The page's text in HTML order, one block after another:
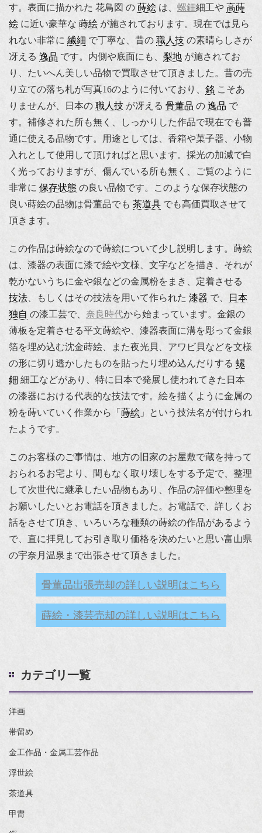
す。表面に描かれた 花鳥図 の 蒔絵 は、 螺鈿細工や 高蒔
絵 に近い豪華な 蒔絵 が施されております。現在では見ら
れない非常に 繊細 で丁寧な、昔の 職人技 の素晴らしさが
冴える 逸品 です。内側や底面にも、 梨地 が施されてお
り、たいへん美しい品物で買取させて頂きました。昔の売
り立ての落ち札が写真16のように付いており、 銘 こそあ
りませんが、日本の 職人技 が冴える 骨董品 の 逸品 で
す。補修された所も無く、しっかりした作品で現在でも普
通に使える品物です。用途としては、香箱や菓子器、小物
入れとして使用して頂ければと思います。採光の加減で白
く光っておりますが、傷んでいる所も無く、ご覧のように
非常に 保存状態 の良い品物です。このような保存状態の
良い蒔絵の品物は骨董品でも 茶道具 でも高価買取させて
頂きます。
この作品は蒔絵なので蒔絵について少し説明します。蒔絵
は、漆器の表面に漆で絵や文様、文字などを描き、それが
乾かないうちに金や銀などの金属粉をまき、定着させる
技法 、もしくはその技法を用いて作られた 漆器 で、
日本
独自 の漆工芸で、 奈良時代から始まっています。金銀の
薄板を定着させる平文蒔絵や、漆器表面に溝を彫って金銀
箔を埋め込む沈金蒔絵、また夜光貝、アワビ貝などを文様
の形に切り透かしたものを貼ったり埋め込んだりする 螺
鈿 細工などがあり、特に日本で発展し使われてきた日本
の漆器における代表的な技法です。絵を描くように金属の
粉を蒔いていく作業から「 蒔絵 」という技法名が付けられ
たようです。
このお客様のご事情は、地方の旧家のお屋敷で蔵を持って
おられるお宅より、間もなく取り壊しをする予定で、整理
して次世代に継承したい品物もあり、作品の評価や整理を
お願いしたいとお電話を頂きました。お電話で、詳しくお
話をさせて頂き、いろいろな種類の蒔絵の作品があるよう
で、直に拝見してお引き取り価格を決めたいと思い富山県
の宇奈月温泉まで出張させて頂きました。
骨董品出張売却の詳しい説明はこちら
蒔絵・漆芸売却の詳しい説明はこちら
カテゴリ一覧
洋画
帯留め
金工作品・金属工芸作品
浮世絵
茶道具
甲冑